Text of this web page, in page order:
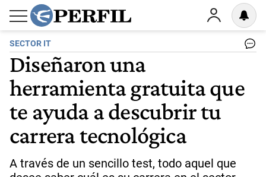
SECTOR IT
Diseñaron una
herramienta gratuita que
te ayuda a descubrir tu
carrera tecnológica
A través de un sencillo test, todo aquel que